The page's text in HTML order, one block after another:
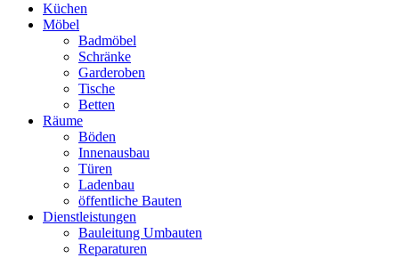
Küchen
Möbel
Badmöbel
Schränke
Garderoben
Tische
Betten
Räume
Böden
Innenausbau
Türen
Ladenbau
öffentliche Bauten
Dienstleistungen
Bauleitung Umbauten
Reparaturen